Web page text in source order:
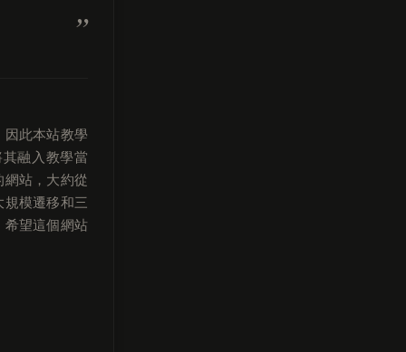
此本站教學
融入教學當
站，大約從
規模遷移和三
希望這個網站